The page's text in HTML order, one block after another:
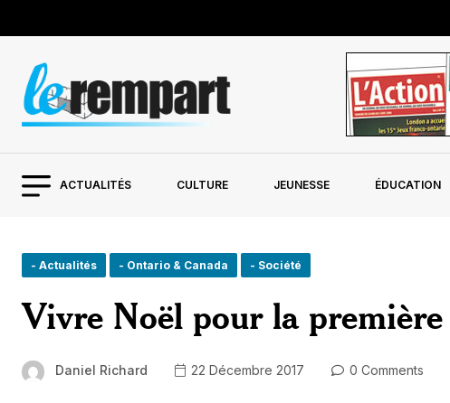
ACTUALITÉS CULTURE JEUNESSE ÉDUCATION
- Actualités - Ontario & Canada - Société
Vivre Noël pour la première
Daniel Richard 22 Décembre 2017 0 Comments